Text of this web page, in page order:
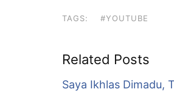
TAGS: #YOUTUBE
Related Posts
Saya Ikhlas Dimadu,